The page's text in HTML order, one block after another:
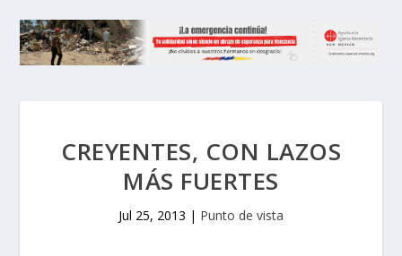
CREYENTES, CON LAZOS
MÁS FUERTES
Jul 25, 2013 | Punto de vista